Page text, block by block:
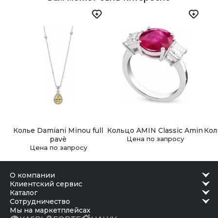
самовывоз из наших бутиков. Заказ можно получить в
удобное время после подтверждения готовности.
Колье Damiani Minou full
pavè
Цена по запросу
Кольцо AMIN Classic Amin
Цена по запросу
о компании
клиентский сервис
каталог
сотрудничество
Мы на маркетплейсах